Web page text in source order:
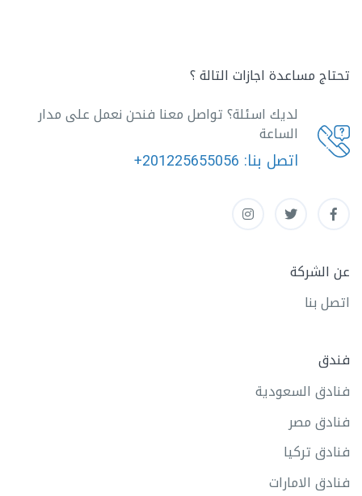
تحتاج مساعدة اجازات التالة ؟
لديك اسئلة؟ تواصل معنا فنحن نعمل على مدار
الساعة
اتصل بنا: +201225655056
عن الشركة
اتصل بنا
فندق
فنادق السعودية
فنادق مصر
فنادق تركيا
فنادق الامارات